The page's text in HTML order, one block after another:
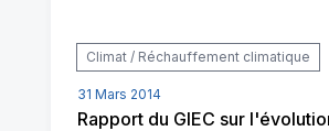
Climat / Réchauffement climatique
31 Mars 2014
Rapport du GIEC sur